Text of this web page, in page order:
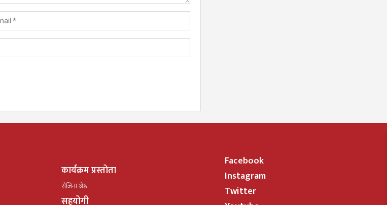
कार्यक्रम प्रस्तोता
रोजिना श्रेष्ठ
सहयोगी
Facebook
Instagram
Twitter